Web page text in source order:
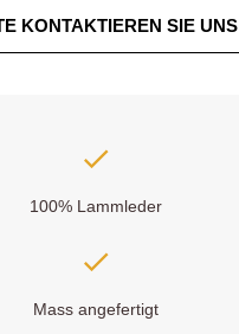
KONTAKTIEREN SIE UNS
100% Lammleder
Mass angefertigt